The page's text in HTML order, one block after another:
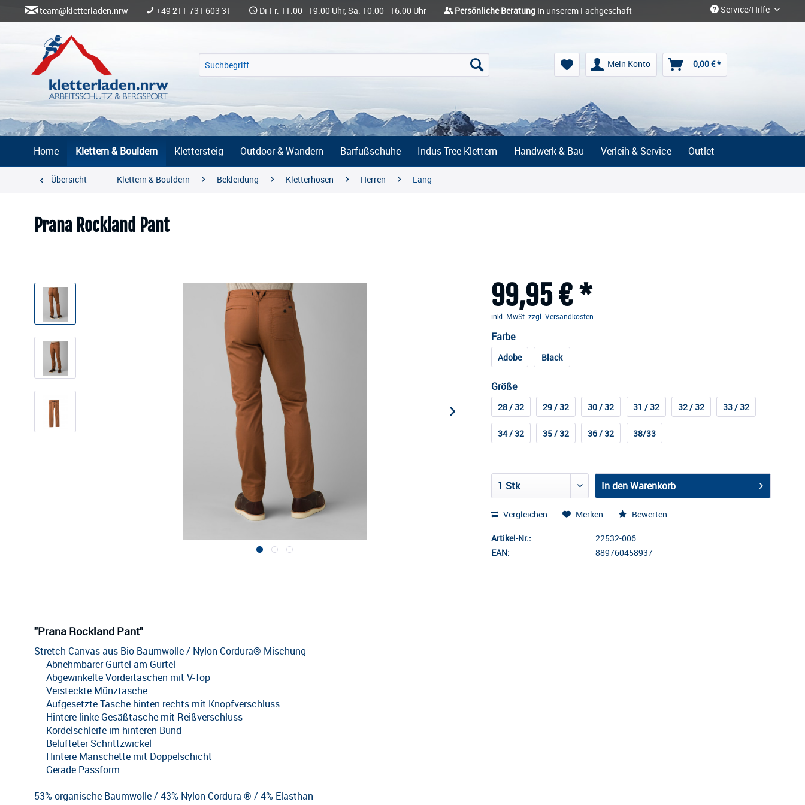
team@kletterladen.nrw +49 211-731 603 31 Di-Fr: 11:00 - 19:00 Uhr, Sa: 10:00 - 16:00 Uhr Persönliche Beratung In unserem Fachgeschäft Service/Hilfe
Mein Konto 0,00 € *
Home Klettern & Bouldern Klettersteig Outdoor & Wandern Barfußschuhe Indus-Tree Klettern Handwerk & Bau Verleih & Service Outlet
Übersicht Klettern & Bouldern Bekleidung Kletterhosen Herren Lang
Prana Rockland Pant
99,95 € *
inkl. MwSt. zzgl. Versandkosten
Farbe
Adobe Black
Größe
28 / 32 29 / 32 30 / 32 31 / 32 32 / 32 33 / 32
34 / 32 35 / 32 36 / 32 38/33
In den Warenkorb
Vergleichen Merken Bewerten
Artikel-Nr.:
22532-006
EAN:
889760458937
"Prana Rockland Pant"
Stretch-Canvas aus Bio-Baumwolle / Nylon Cordura®-Mischung
Abnehmbarer Gürtel am Gürtel
Abgewinkelte Vordertaschen mit V-Top
Versteckte Münztasche
Aufgesetzte Tasche hinten rechts mit Knopfverschluss
Hintere linke Gesäßtasche mit Reißverschluss
Kordelschleife im hinteren Bund
Belüfteter Schrittzwickel
Hintere Manschette mit Doppelschicht
Gerade Passform
53% organische Baumwolle / 43% Nylon Cordura ® / 4% Elasthan